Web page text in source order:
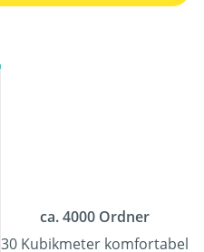
ca. 4000 Ordner
30 Kubikmeter komfortabel